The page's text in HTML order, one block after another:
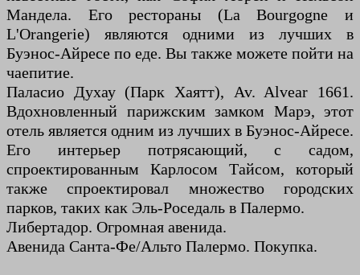
Мандела. Его рестораны (La Bourgogne и
L'Orangerie) являются одними из лучших в
Буэнос-Айресе по еде. Вы также можете пойти на
чаепитие.
Паласио Духау (Парк Хаятт), Av. Alvear 1661.
Вдохновленный парижским замком Марэ, этот
отель является одним из лучших в Буэнос-Айресе.
Его интерьер потрясающий, с садом,
спроектированным Карлосом Тайсом, который
также спроектировал множество городских
парков, таких как Эль-Роседаль в Палермо.
Либертадор. Огромная авенида.
Авенида Санта-Фе/Альто Палермо. Покупка.